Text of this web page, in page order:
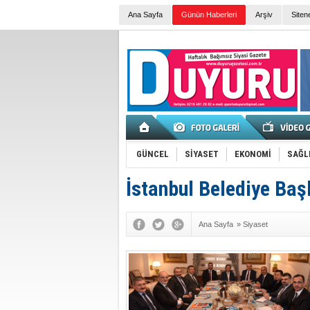
Ana Sayfa Günün Haberleri Arşiv
GÜNCEL SİYASET EKONOMİ
İstanbul Belediye
Ana Sayfa » Siyaset